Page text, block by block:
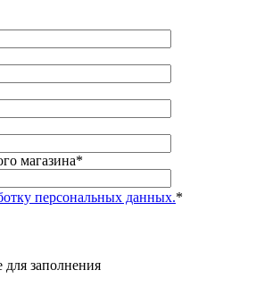
магазина*
персональных данных.*
для заполнения